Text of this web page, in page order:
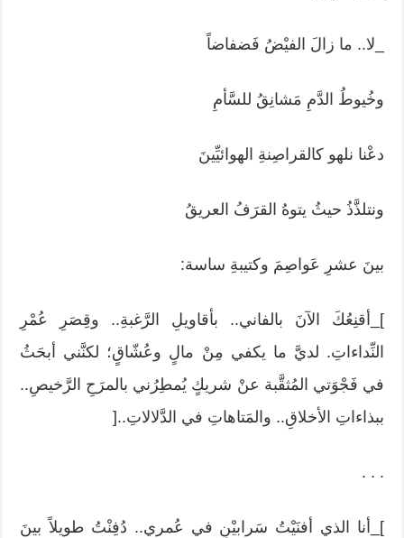
_لا.. ما زالَ الفيْضُ فَضفاضاً
وخُيوطُ الدَّمِ مَشانِقُ للسَّأمِ
دعْنا نلهو كالقراصِنةِ الهوائيِّينَ
ونتلذَّذُ حيثُ يتوهُ القرَفُ العريقُ
بينَ عشرِ عَواصِمَ وكتيبةِ ساسة:
]_أقنِعُكَ الآنَ بالفاني.. بأقاويلِ الرَّغبةِ.. وقِصَرِ عُمْرِ
النِّداءاتِ. لديَّ ما يكفي مِنْ مالٍ وعُشّاقٍ؛ لكنَّني أبحَثُ
في فَجْوَتي المُثقَّبة عنْ شريكٍ يُمطِرُني بالمرَحِ الرَّخيصِ..
ببذاءاتِ الأخلاقِ.. والمَتاهاتِ في الدَّلالاتِ..[
. . .
]_أنا الذي أفنَيْتُ سَرابيْنِ في عُمري.. دُفِنْتُ طويلاً بينَ